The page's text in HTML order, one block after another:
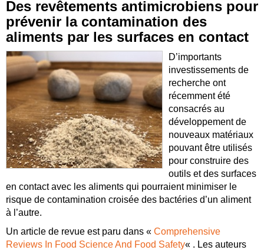
Des revêtements antimicrobiens pour
prévenir la contamination des
aliments par les surfaces en contact
D’importants
investissements de
recherche ont
récemment été
consacrés au
développement de
nouveaux matériaux
pouvant être utilisés
pour construire des
outils et des surfaces
en contact avec les aliments qui pourraient minimiser le
risque de contamination croisée des bactéries d’un aliment
à l’autre.
Un article de revue est paru dans « Comprehensive
Reviews In Food Science And Food Safety« . Les auteurs